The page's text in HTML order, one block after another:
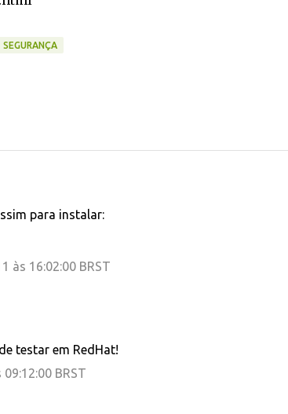
SEGURANÇA
para instalar:
às 16:02:00 BRST
testar em RedHat!
BRST